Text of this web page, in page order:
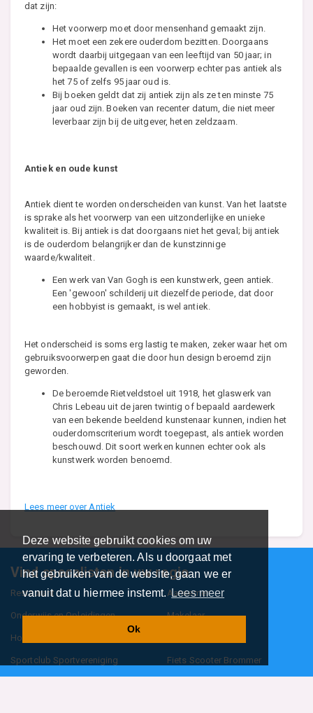
Deze website gebruikt cookies om uw
ervaring te verbeteren. Als u doorgaat met
het gebruiken van de website, gaan we er
vanuit dat u hiermee instemt.Lees meer
Ok
dat zijn:
Het voorwerp moet door mensenhand gemaakt zijn.
Het moet een zekere ouderdom bezitten. Doorgaans
wordt daarbij uitgegaan van een leeftijd van 50 jaar; in
bepaalde gevallen is een voorwerp echter pas antiek als
het 75 of zelfs 95 jaar oud is.
Bij boeken geldt dat zij antiek zijn als ze ten minste 75
jaar oud zijn. Boeken van recenter datum, die niet meer
leverbaar zijn bij de uitgever, heten zeldzaam.
Antiek en oude kunst
Antiek dient te worden onderscheiden van kunst. Van het laatste
is sprake als het voorwerp van een uitzonderlijke en unieke
kwaliteit is. Bij antiek is dat doorgaans niet het geval; bij antiek
is de ouderdom belangrijker dan de kunstzinnige
waarde/kwaliteit.
Een werk van Van Gogh is een kunstwerk, geen antiek.
Een 'gewoon' schilderij uit diezelfde periode, dat door
een hobbyist is gemaakt, is wel antiek.
Het onderscheid is soms erg lastig te maken, zeker waar het om
gebruiksvoorwerpen gaat die door hun design beroemd zijn
geworden.
De beroemde Rietveldstoel uit 1918, het glaswerk van
Chris Lebeau uit de jaren twintig of bepaald aardewerk
van een bekende beeldend kunstenaar kunnen, indien het
ouderdomscriterium wordt toegepast, als antiek worden
beschouwd. Dit soort werken kunnen echter ook als
kunstwerk worden benoemd.
Lees meer over Antiek
Vind specalisten in uw regio
Restaurant Aannemer
Onderwijs en Opleidingen Makelaar
Hovenier
Sportclub Sportvereniging Fiets Scooter Brommer